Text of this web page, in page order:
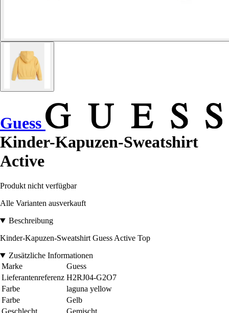
Guess
Kinder-Kapuzen-Sweatshirt
Active
Produkt nicht verfügbar
Alle Varianten ausverkauft
Beschreibung
Kinder-Kapuzen-Sweatshirt Guess Active Top
Zusätzliche Informationen
Marke
Guess
Lieferantenreferenz H2RJ04-G2O7
Farbe
laguna yellow
Farbe
Gelb